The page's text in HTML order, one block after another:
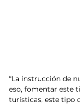
“La instrucción de
eso, fomentar este
turísticas, este tipo